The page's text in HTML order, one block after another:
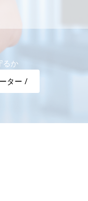
るか
ター